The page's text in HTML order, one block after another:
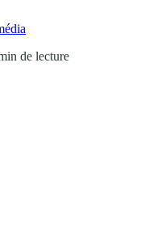
de lecture